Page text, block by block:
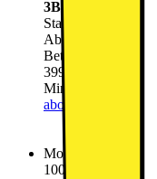
3Bredband Max
Startavgift
Abonnemang
Betala nu
399.-
Minsta totala
abonnemang
Mobilt Bredband
100kr i